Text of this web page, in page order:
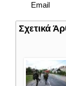
Email
Σχετικά